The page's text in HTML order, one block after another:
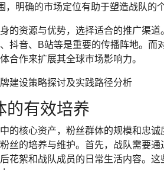
，明确的市场定位有助于塑造战队的
的资源与优势，选择适合的推广渠
抖音、B站等是重要的传播阵地。而
合作来扩展其全球市场影响力。
的有效培养
的核心资产，粉丝群体的规模和忠
丝的培养与维护。首先，战队需要
花絮和战队成员的日常生活内容。